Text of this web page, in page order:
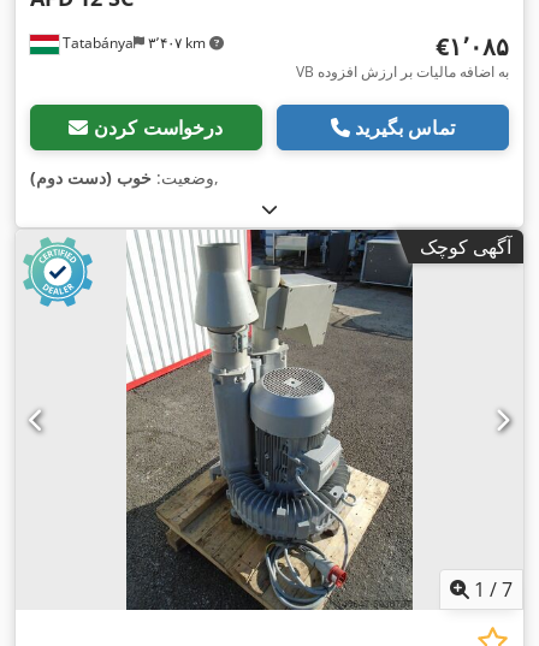
Tatabánya ۳٬۴۰۷ km ‎€۱٬۰۸۵
VB به اضافه مالیات بر ارزش افزوده
درخواست کردن تماس بگیرید
وضعیت: خوب (دست دوم) ,
آگهی کوچک
1 /7